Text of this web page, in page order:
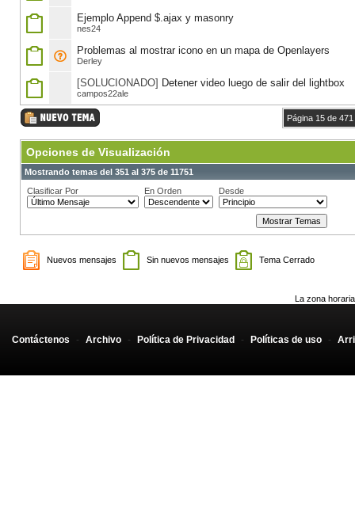
Ejemplo Append $.ajax y masonry
nes24
Problemas al mostrar icono en un mapa de Openlayers
Derley
[SOLUCIONADO] Detener video luego de salir del lightbox
campos22ale
Página 15 de 471
Opciones de Visualización
Mostrando temas del 351 al 375 de 11751
Clasificar Por
En Orden Desde
Nuevos mensajes Sin nuevos mensajes Tema Cerrado
La zona
Contáctenos - Archivo - Política de Privacidad - Políticas de uso -